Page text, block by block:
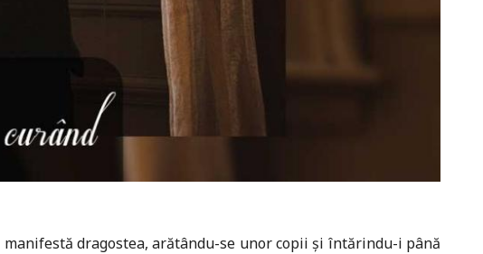
dragostea, arătându-se unor copii și întărindu-i până